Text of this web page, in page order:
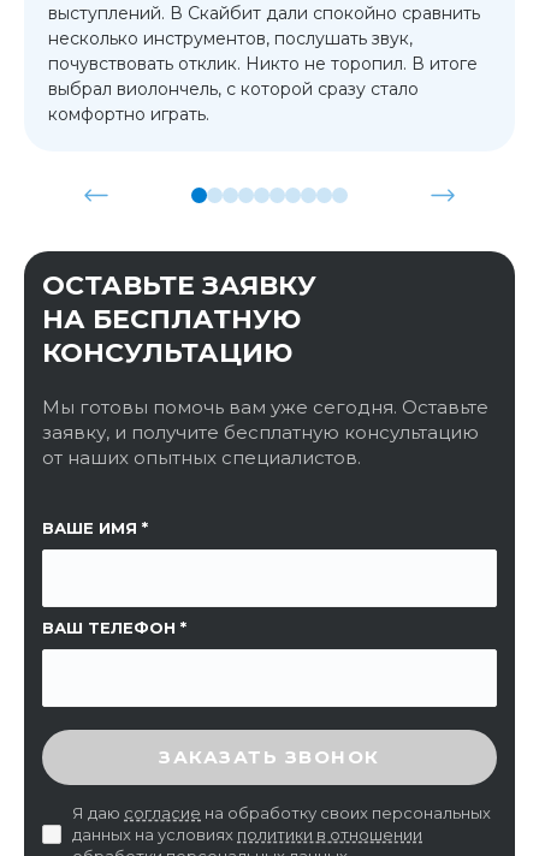
выступлений. В Скайбит дали спокойно сравнить
несколько инструментов, послушать звук,
почувствовать отклик. Никто не торопил. В итоге
выбрал виолончель, с которой сразу стало
комфортно играть.
ОСТАВЬТЕ ЗАЯВКУ
НА БЕСПЛАТНУЮ
КОНСУЛЬТАЦИЮ
Мы готовы помочь вам уже сегодня. Оставьте
заявку, и получите бесплатную консультацию
от наших опытных специалистов.
ВАШЕ ИМЯ
ВАШ ТЕЛЕФОН
ССЫЛКА НА СТРАНИЦУ
ВВЕДИТЕ ПРОВЕРОЧНЫЙ КОД
ЗАКАЗАТЬ ЗВОНОК
Я даю согласие на обработку своих персональных
данных на условиях политики в отношении